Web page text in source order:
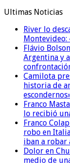
Ultimas Noticias
River lo
Montevideo:
Flávio
Argentina y
Camilota
historia de
Franco
lo recibió
Franco
robo en
iban a robar
Dolor en
medio de